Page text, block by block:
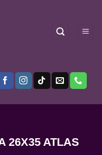
26X35 ATLAS